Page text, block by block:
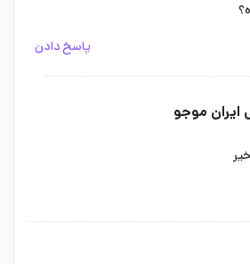
پاسخ دادن
ایران موجو